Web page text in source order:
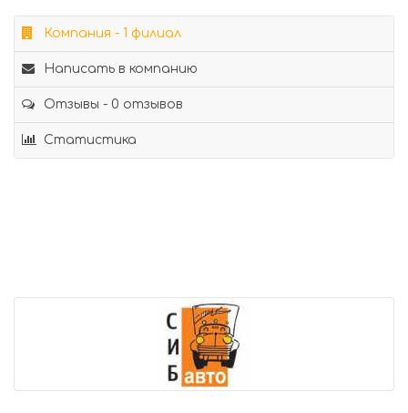
Компания - 1 филиал
Написать в компанию
Отзывы - 0 отзывов
Статистика